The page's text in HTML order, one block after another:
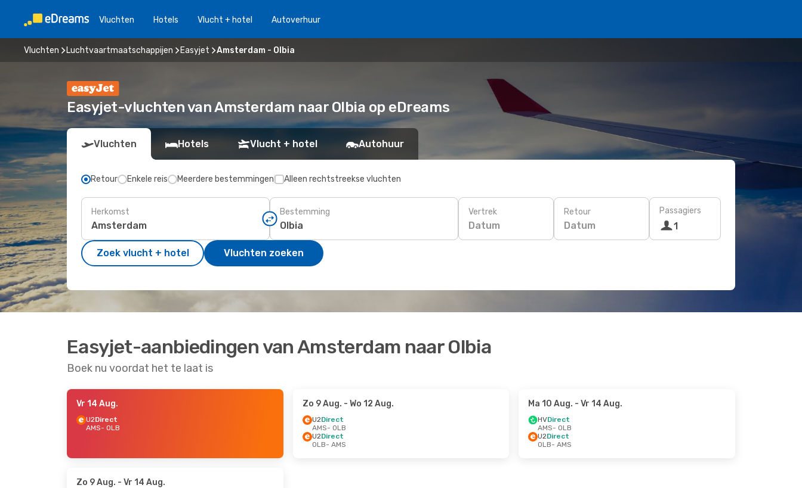
Vluchten Hotels Vlucht + hotel Autoverhuur
Vluchten Luchtvaartmaatschappijen Easyjet Amsterdam - Olbia
Easyjet-vluchten van Amsterdam naar Olbia op eDreams
Vluchten Hotels Vlucht + hotel Autohuur
Retour Enkele reis Meerdere bestemmingen Alleen rechtstreekse vluchten
Herkomst Bestemming Vertrek
Datum
Retour
Datum
Passagiers
1
Zoek vlucht + hotel Vluchten zoeken
Easyjet-aanbiedingen van Amsterdam naar Olbia
Boek nu voordat het te laat is
Vr 14 Aug.
U2Direct
AMS- OLB
Zo 9 Aug. - Wo 12 Aug.
U2Direct
AMS- OLB
U2Direct
OLB- AMS
Ma 10 Aug. - Vr 14 Aug.
HVDirect
AMS- OLB
U2Direct
OLB- AMS
Zo 9 Aug. - Vr 14 Aug.